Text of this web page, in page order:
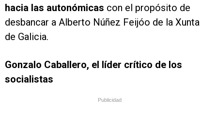
hacia las autonómicas con el propósito de
desbancar a Alberto Núñez Feijóo de la Xunta
de Galicia.
Gonzalo Caballero, el líder crítico de los
socialistas
Publicidad